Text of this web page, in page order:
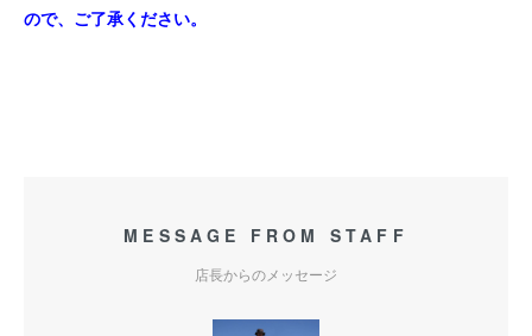
ので、ご了承ください。
MESSAGE FROM STAFF
店長からのメッセージ